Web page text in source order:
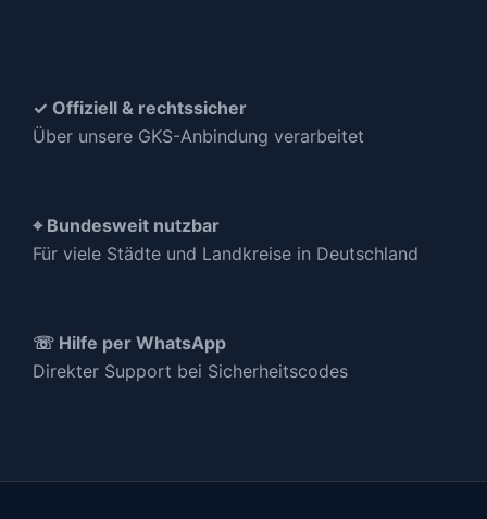
✓ Offiziell & rechtssicher
Über unsere GKS-Anbindung verarbeitet
⌖ Bundesweit nutzbar
Für viele Städte und Landkreise in Deutschland
☏ Hilfe per WhatsApp
Direkter Support bei Sicherheitscodes